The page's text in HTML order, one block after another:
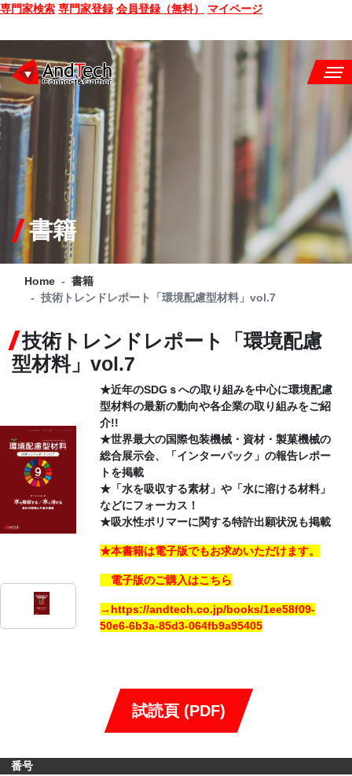
専門家検索 専門家登録 会員登録（無料） マイページ
SEMINAR
BOOK
CONSULTING
SERVICE
COMPANY
Q&A
CONTACT
書籍
Home
書籍
技術トレンドレポート「環境配慮型材料」vol.7
技術トレンドレポート「環境配慮
型材料」vol.7
★近年のSDGｓへの取り組みを中心に環境配慮
型材料の最新の動向や各企業の取り組みをご紹
介!!
★世界最大の国際包装機械・資材・製菓機械の
総合展示会、「インターパック」の報告レポー
トを掲載
★「水を吸収する素材」や「水に溶ける材料」
などにフォーカス！
★吸水性ポリマーに関する特許出願状況も掲載
★本書籍は電子版でもお求めいただけます。
電子版のご購入はこちら
→https://andtech.co.jp/books/1ee58f09-
50e6-6b3a-85d3-064fb9a95405
試読頁 (PDF)
番号